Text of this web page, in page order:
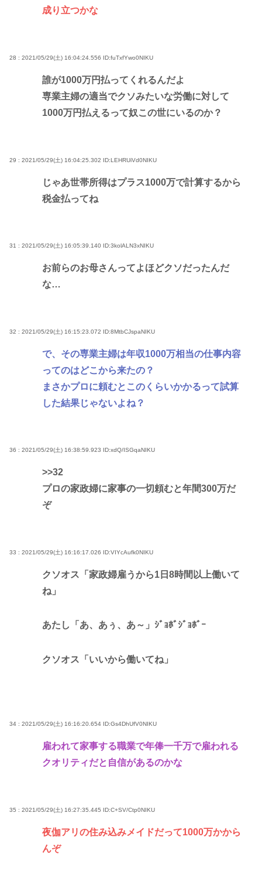
成り立つかな
28 : 2021/05/29(土) 16:04:24.556 ID:fuTxfYwo0NIKU
誰が1000万円払ってくれるんだよ
専業主婦の適当でクソみたいな労働に対して
1000万円払えるって奴この世にいるのか？
29 : 2021/05/29(土) 16:04:25.302 ID:LEHRUiVd0NIKU
じゃあ世帯所得はプラス1000万で計算するから
税金払ってね
31 : 2021/05/29(土) 16:05:39.140 ID:3kolALN3xNIKU
お前らのお母さんってよほどクソだったんだ
な…
32 : 2021/05/29(土) 16:15:23.072 ID:8MtbCJspaNIKU
で、その専業主婦は年収1000万相当の仕事内容
ってのはどこから来たの？
まさかプロに頼むとこのくらいかかるって試算
した結果じゃないよね？
36 : 2021/05/29(土) 16:38:59.923 ID:xdQ/ISGqaNIKU
>>32
プロの家政婦に家事の一切頼むと年間300万だ
ぞ
33 : 2021/05/29(土) 16:16:17.026 ID:VIYcAufk0NIKU
クソオス「家政婦雇うから1日8時間以上働いて
ね」
あたし「あ、あぅ、あ～」ｼﾞｮﾎﾞｼﾞｮﾎﾞｰ
クソオス「いいから働いてね」
34 : 2021/05/29(土) 16:16:20.654 ID:Gs4DhUfV0NIKU
雇われて家事する職業で年俸一千万で雇われる
クオリティだと自信があるのかな
35 : 2021/05/29(土) 16:27:35.445 ID:C+SV/Ctp0NIKU
夜伽アリの住み込みメイドだって1000万かから
んぞ